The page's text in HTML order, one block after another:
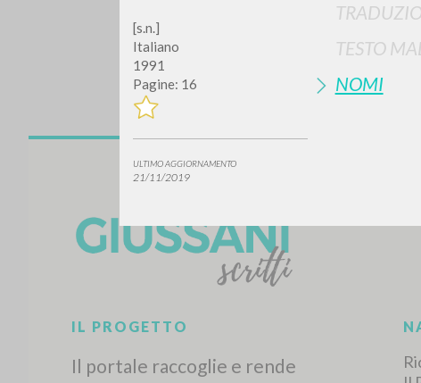
[s.n.]
Italiano
1991
Pagine: 16
ULTIMO AGGIORNAMENTO
21/11/2019
TESTO
NOMI
TIPOLOGIA OPERA